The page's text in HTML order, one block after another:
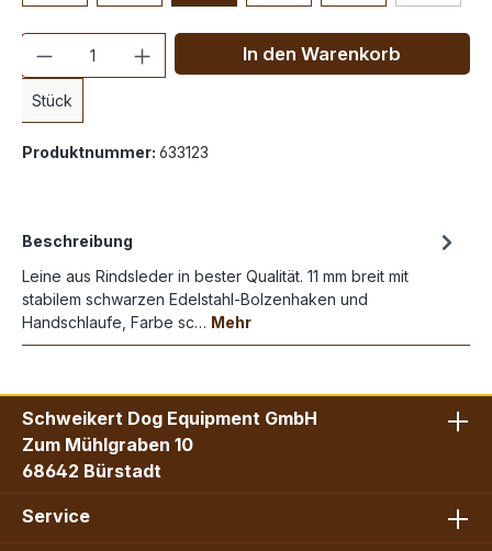
Anzahl
Stück
In den Warenkorb
Produktnummer: 633123
Beschreibung
Leine aus Rindsleder in bester Qualität. 11 mm breit mit
stabilem schwarzen Edelstahl-Bolzenhaken und
Handschlaufe, Farbe sc… Mehr
Schweikert Dog Equipment GmbH
Zum Mühlgraben 10
68642 Bürstadt
Service